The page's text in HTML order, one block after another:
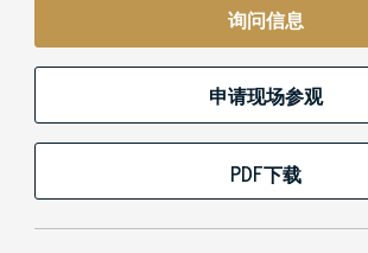
询问信息
申请现场参观
PDF下载